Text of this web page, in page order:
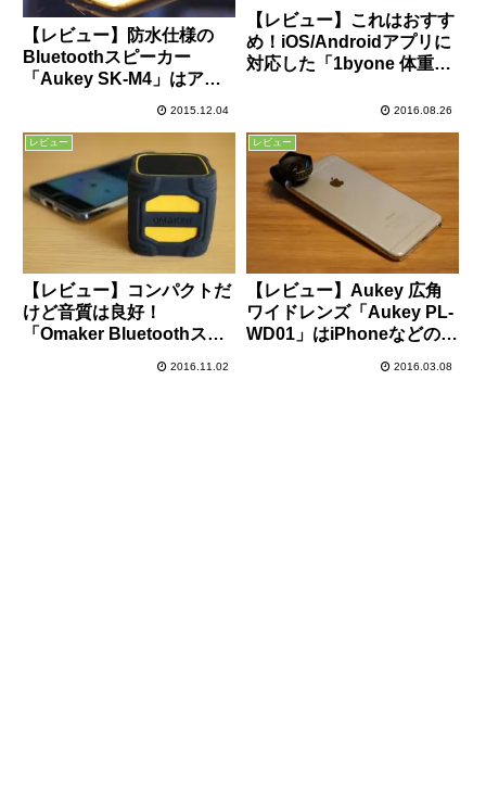
【レビュー】防水仕様の
Bluetoothスピーカー
「Aukey SK-M4」はアウ
2015.12.04
【レビュー】これはおすす
め！iOS/Androidアプリに
対応した「1byone 体重・
水分/BMI/体脂肪/内臓脂肪
が手軽に測定/記録可能で
すよ！
2016.08.26
レビュー
【レビュー】コンパクトだ
けど音質は良好！
「Omaker Bluetoothスピ
2016.11.02
レビュー
【レビュー】Aukey 広角
ワイドレンズ「Aukey PL-
WD01」はiPhoneなどのス
2016.03.08